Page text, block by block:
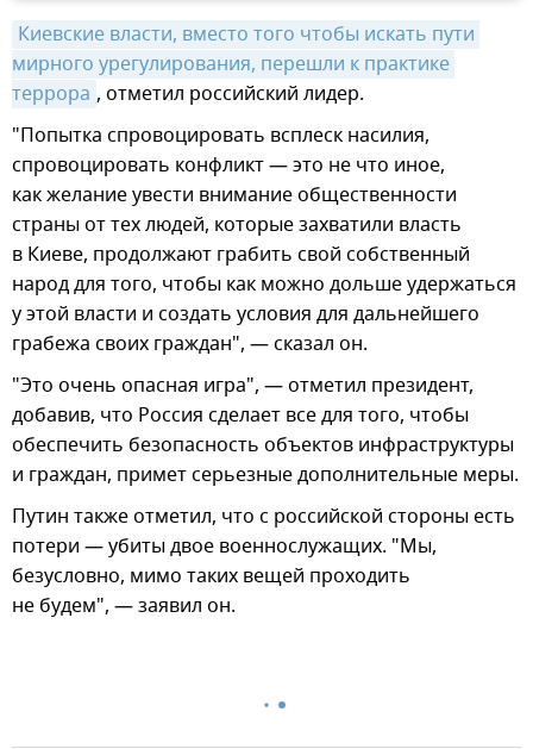
Киевские власти, вместо того чтобы искать пути
мирного урегулирования, перешли к практике
террора , отметил российский лидер.
"Попытка спровоцировать всплеск насилия,
спровоцировать конфликт — это не что иное,
как желание увести внимание общественности
страны от тех людей, которые захватили власть
в Киеве, продолжают грабить свой собственный
народ для того, чтобы как можно дольше удержаться
у этой власти и создать условия для дальнейшего
грабежа своих граждан", — сказал он.
"Это очень опасная игра", — отметил президент,
добавив, что Россия сделает все для того, чтобы
обеспечить безопасность объектов инфраструктуры
и граждан, примет серьезные дополнительные меры.
Путин также отметил, что с российской стороны есть
потери — убиты двое военнослужащих. "Мы,
безусловно, мимо таких вещей проходить
не будем", — заявил он.